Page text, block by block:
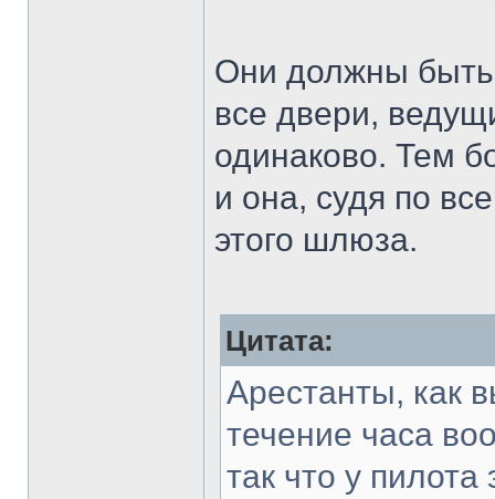
Они должны
все двери,
одинаково. Тем
и она, судя по
этого шлюза.
Цитата:
Арестанты, как
течение часа
так что у